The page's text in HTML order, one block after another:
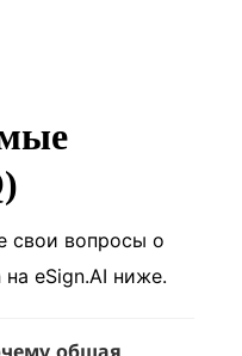
свои вопросы о
eSign.AI ниже.